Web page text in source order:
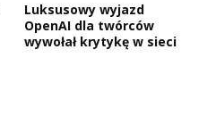
Luksusowy wyjazd
OpenAI dla twórców
wywołał krytykę w sieci